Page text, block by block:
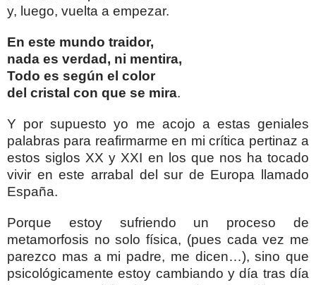
y, luego, vuelta a empezar.
En este mundo traidor,
nada es verdad, ni mentira,
Todo es según el color
del cristal con que se mira.
Y por supuesto yo me acojo a estas geniales
palabras para reafirmarme en mi crítica pertinaz a
estos siglos XX y XXI en los que nos ha tocado
vivir en este arrabal del sur de Europa llamado
España.
Porque estoy sufriendo un proceso de
metamorfosis no solo física, (pues cada vez me
parezco mas a mi padre, me dicen…), sino que
psicológicamente estoy cambiando y día tras día